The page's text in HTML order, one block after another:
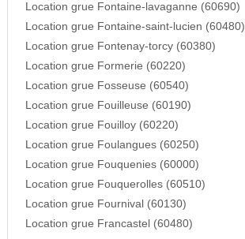
Location grue Fontaine-lavaganne (60690)
Location grue Fontaine-saint-lucien (60480)
Location grue Fontenay-torcy (60380)
Location grue Formerie (60220)
Location grue Fosseuse (60540)
Location grue Fouilleuse (60190)
Location grue Fouilloy (60220)
Location grue Foulangues (60250)
Location grue Fouquenies (60000)
Location grue Fouquerolles (60510)
Location grue Fournival (60130)
Location grue Francastel (60480)